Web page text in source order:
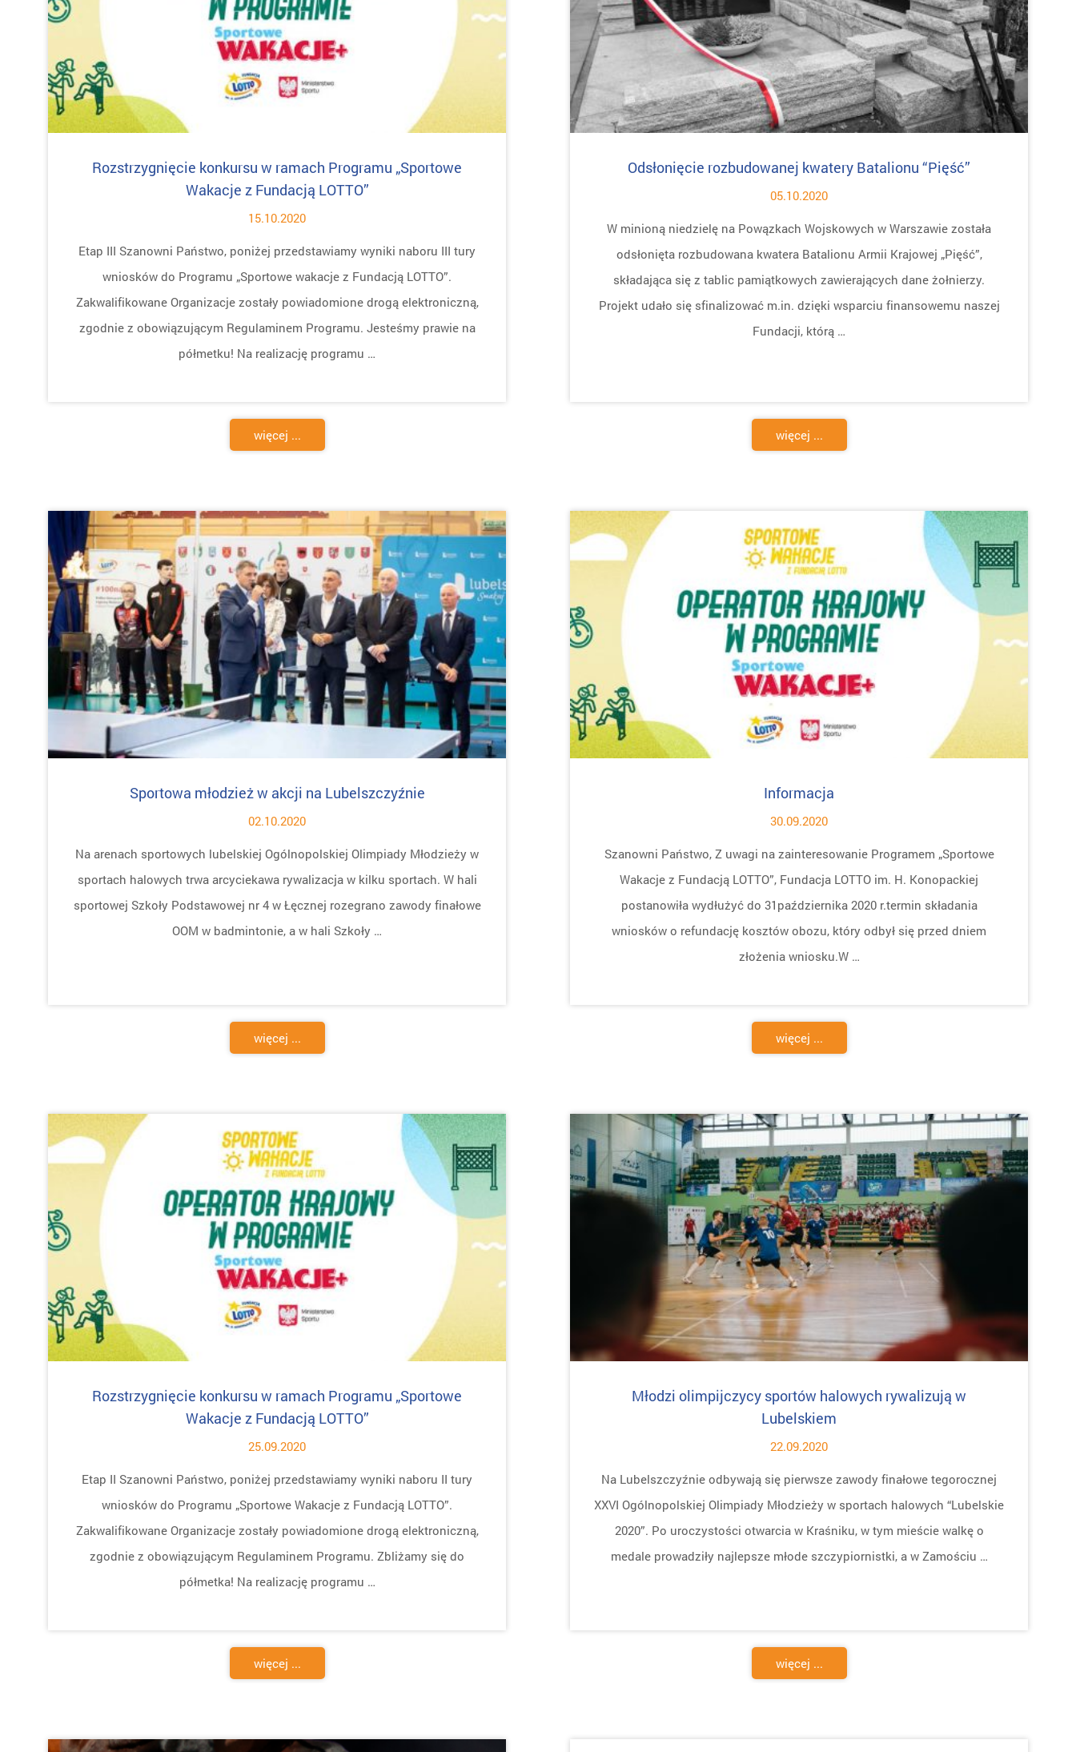
Rozstrzygnięcie konkursu w ramach Programu „Sportowe
Wakacje z Fundacją LOTTO”
15.10.2020
Etap III Szanowni Państwo, poniżej przedstawiamy wyniki naboru III tury
wniosków do Programu „Sportowe wakacje z Fundacją LOTTO”.
Zakwalifikowane Organizacje zostały powiadomione drogą elektroniczną,
zgodnie z obowiązującym Regulaminem Programu. Jesteśmy prawie na
półmetku! Na realizację programu …
więcej ...
Odsłonięcie rozbudowanej kwatery Batalionu “Pięść”
05.10.2020
W minioną niedzielę na Powązkach Wojskowych w Warszawie została
odsłonięta rozbudowana kwatera Batalionu Armii Krajowej „Pięść”,
składająca się z tablic pamiątkowych zawierających dane żołnierzy.
Projekt udało się sfinalizować m.in. dzięki wsparciu finansowemu naszej
Fundacji, którą …
więcej ...
Sportowa młodzież w akcji na Lubelszczyźnie
02.10.2020
Na arenach sportowych lubelskiej Ogólnopolskiej Olimpiady Młodzieży w
sportach halowych trwa arcyciekawa rywalizacja w kilku sportach. W hali
sportowej Szkoły Podstawowej nr 4 w Łęcznej rozegrano zawody finałowe
OOM w badmintonie, a w hali Szkoły …
więcej ...
Informacja
30.09.2020
Szanowni Państwo, Z uwagi na zainteresowanie Programem „Sportowe
Wakacje z Fundacją LOTTO”, Fundacja LOTTO im. H. Konopackiej
postanowiła wydłużyć do 31października 2020 r.termin składania
wniosków o refundację kosztów obozu, który odbył się przed dniem
złożenia wniosku.W …
więcej ...
Rozstrzygnięcie konkursu w ramach Programu „Sportowe
Wakacje z Fundacją LOTTO”
25.09.2020
Etap II Szanowni Państwo, poniżej przedstawiamy wyniki naboru II tury
wniosków do Programu „Sportowe Wakacje z Fundacją LOTTO”.
Zakwalifikowane Organizacje zostały powiadomione drogą elektroniczną,
zgodnie z obowiązującym Regulaminem Programu. Zbliżamy się do
półmetka! Na realizację programu …
więcej ...
Młodzi olimpijczycy sportów halowych rywalizują w
Lubelskiem
22.09.2020
Na Lubelszczyźnie odbywają się pierwsze zawody finałowe tegorocznej
XXVI Ogólnopolskiej Olimpiady Młodzieży w sportach halowych “Lubelskie
2020”. Po uroczystości otwarcia w Kraśniku, w tym mieście walkę o
medale prowadziły najlepsze młode szczypiornistki, a w Zamościu …
więcej ...